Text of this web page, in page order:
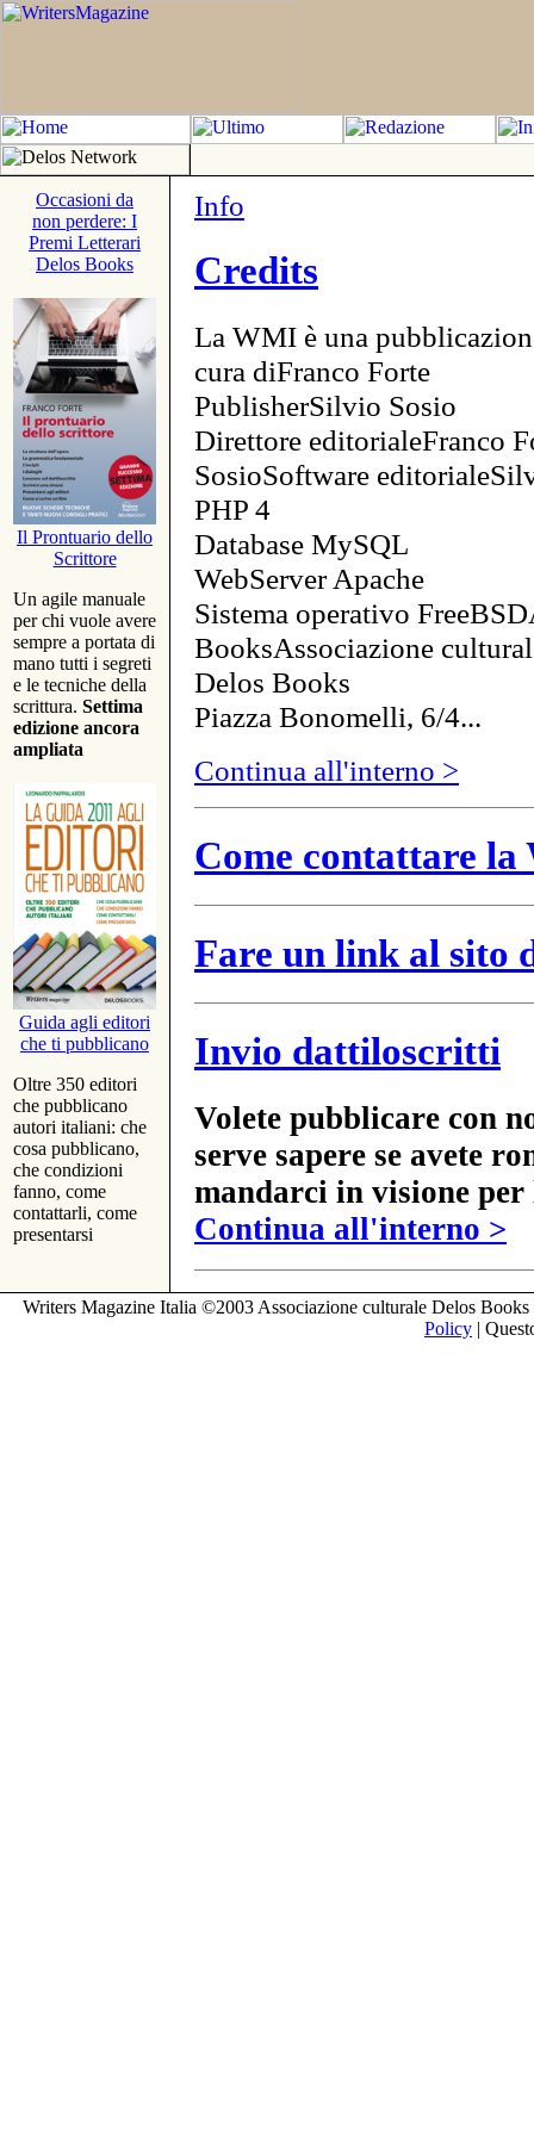
Occasioni da
non perdere: I
Premi Letterari
Delos Books
Il Prontuario dello
Scrittore
Un agile manuale
per chi vuole avere
sempre a portata di
mano tutti i segreti
e le tecniche della
scrittura. Settima
edizione ancora
ampliata
Guida agli editori
che ti pubblicano
Oltre 350 editori
che pubblicano
autori italiani: che
cosa pubblicano,
che condizioni
fanno, come
contattarli, come
presentarsi
Info
Credits
La WMI è una
cura diFranco Forte
PublisherSilvio Sosio
Direttore editorialeFranco
SosioSoftware
PHP 4
Database MySQL
WebServer Apache
Sistema operativo
BooksAssociazione
Delos Books
Piazza Bonomelli, 6/4...
Continua all'interno >
Come contattare
Fare un link al sito
Invio dattiloscritti
Volete pubblicare con
serve sapere se avete
mandarci in visione
Continua all'interno >
Writers Magazine Italia ©2003 Associazione culturale Delos
Policy |